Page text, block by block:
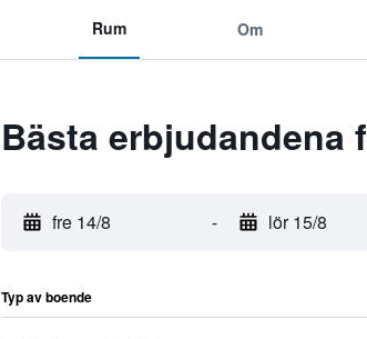
Rum Om
Bästa erbjudandena
fre 14/8 - lör 15/8
Typ av boende